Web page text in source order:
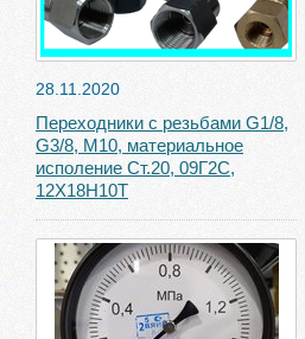
28.11.2020
Переходники с резьбами G1/8,
G3/8, М10, материальное
исполение Ст.20, 09Г2С,
12Х18Н10Т